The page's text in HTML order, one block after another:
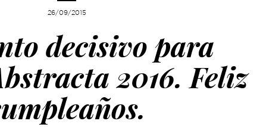
26/09/2015
decisivo para
2016. Feliz